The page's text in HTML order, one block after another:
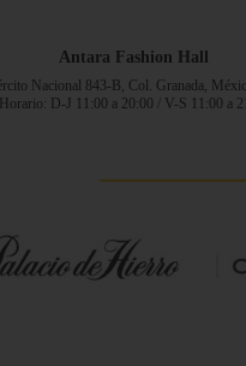
Antara Fashion Hall
Nacional 843-B, Col. Granada,
Horario: D-J 11:00 a 20:00 / V-S 11:00 a